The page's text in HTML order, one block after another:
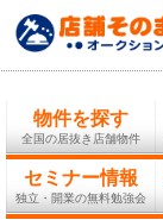
物件を探す
全国の居抜き店舗物件
セミナー情報
独立・開業の無料勉強会